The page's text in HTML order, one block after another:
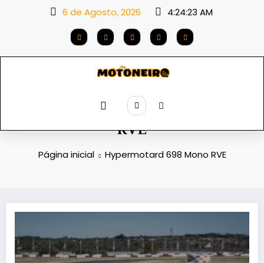
6 de Agosto, 2026 4:24:24 AM
Etiqueta: Hypermotard 698 Mono
RVE
Página inicial Hypermotard 698 Mono RVE